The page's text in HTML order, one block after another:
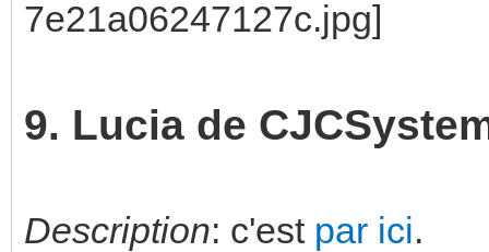
9. Lucia de
Description: c'est par ici.